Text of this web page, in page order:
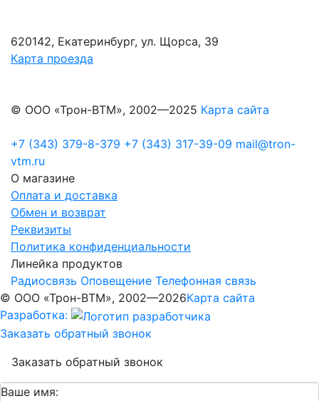
620142, Екатеринбург, ул. Щорса, 39
Карта проезда
© ООО «Трон-ВТМ», 2002—2025 Карта сайта
+7 (343) 379-8-379 +7 (343) 317-39-09 mail@tron-
vtm.ru
О магазине
Оплата и доставка
Обмен и возврат
Реквизиты
Политика конфиденциальности
Линейка продуктов
Радиосвязь Оповещение Телефонная связь
© ООО «Трон-ВТМ», 2002—2026Карта сайта
Разработка:
Заказать обратный звонок
Заказать обратный звонок
Ваше имя: